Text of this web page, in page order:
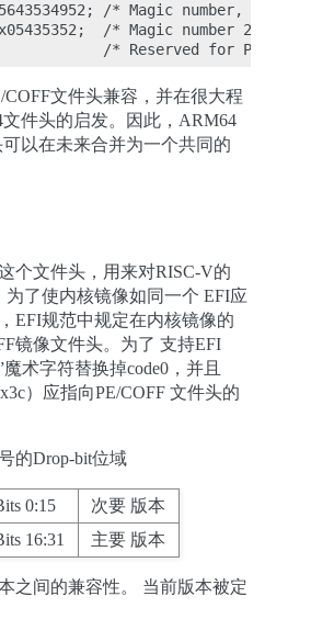
/* Magic number,
/* Magic number 2,
COFF文件头兼容，并在很大程
件头的启发。因此，ARM64
以在未来合并为一个共同的
个文件头，用来对RISC-V的
为了使内核镜像如同一个 EFI应
EFI规范中规定在内核镜像的
镜像文件头。为了 支持EFI
术字符替换掉code0，并且
）应指向PE/COFF 文件头的
的Drop-bit位域
0:15
次要 版本
16:31
主要 版本
之间的兼容性。 当前版本被定